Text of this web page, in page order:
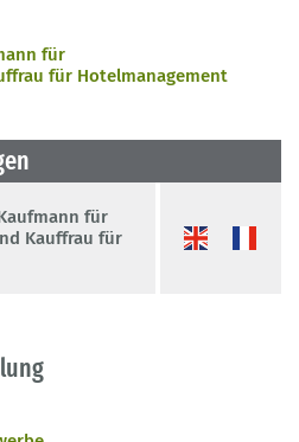
für
für Hotelmanagement
für
Kauffrau für